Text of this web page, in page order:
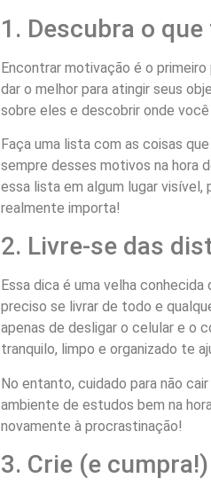
1. Descubra o
Encontrar motivação é o
dar o melhor para atingir seus
sobre eles e descobrir onde você
Faça uma lista com as coisas
sempre desses motivos na hora
essa lista em algum lugar visível,
realmente importa!
2. Livre-se das
Essa dica é uma velha
preciso se livrar de todo e
apenas de desligar o celular e o
tranquilo, limpo e organizado te
No entanto, cuidado para não
ambiente de estudos bem na
novamente à procrastinação!
3. Crie (e